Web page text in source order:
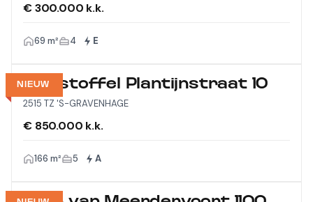
€ 300.000 k.k.
69 m² 4 E
NIEUW
Christoffel Plantijnstraat 10
2515 TZ 'S-GRAVENHAGE
€ 850.000 k.k.
166 m² 5 A